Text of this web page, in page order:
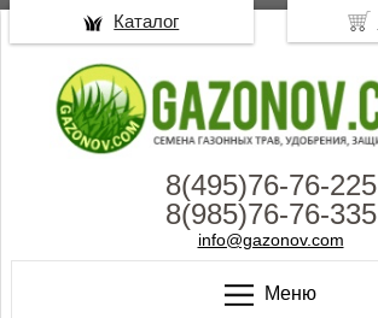
8(495)76-76-225
8(985)76-76-335
info@gazonov.com
Меню
Каталог